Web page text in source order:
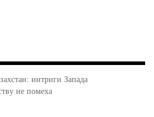
интриги Запада
не помеха